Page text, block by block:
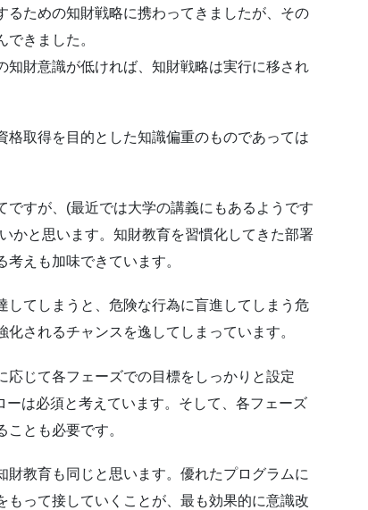
るための知財戦略に携わってきましたが、その
きました。
財意識が低ければ、知財戦略は実行に移され
取得を目的とした知識偏重のものであっては
すが、(最近では大学の講義にもあるようです
かと思います。知財教育を習慣化してきた部署
えも加味できています。
てしまうと、危険な行為に盲進してしまう危
されるチャンスを逸してしまっています。
応じて各フェーズでの目標をしっかりと設定
は必須と考えています。そして、各フェーズ
とも必要です。
教育も同じと思います。優れたプログラムに
って接していくことが、最も効果的に意識改